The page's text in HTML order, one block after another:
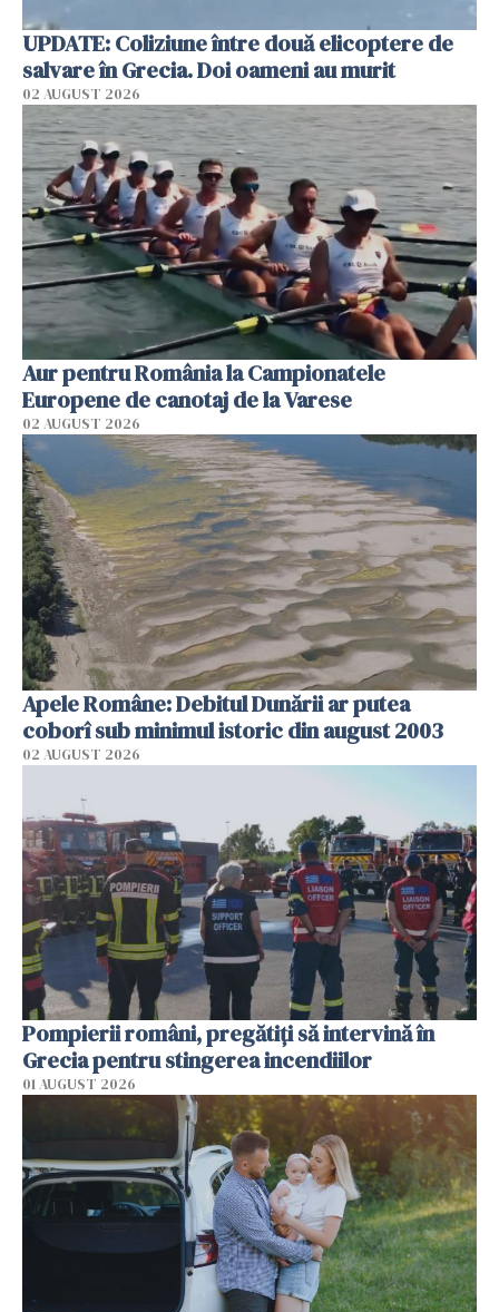
UPDATE: Coliziune între două elicoptere de
salvare în Grecia. Doi oameni au murit
02 AUGUST 2026
Aur pentru România la Campionatele
Europene de canotaj de la Varese
02 AUGUST 2026
Apele Române: Debitul Dunării ar putea
coborî sub minimul istoric din august 2003
02 AUGUST 2026
Pompierii români, pregătiţi să intervină în
Grecia pentru stingerea incendiilor
01 AUGUST 2026